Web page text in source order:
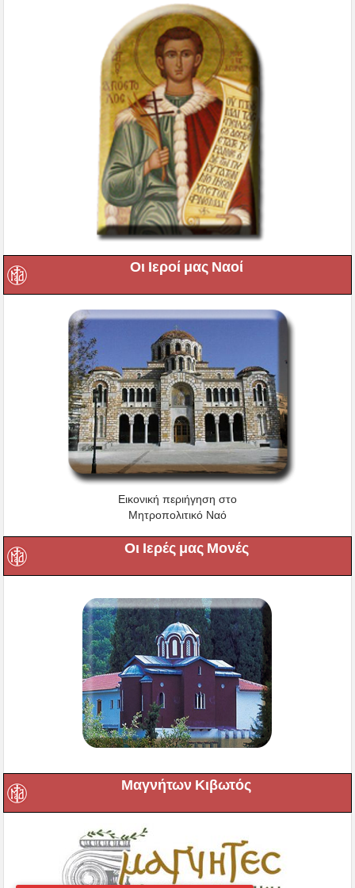
Οι Ιεροί μας Ναοί
Εικονική περιήγηση στο
Μητροπολιτικό Ναό
Οι Ιερές μας Μονές
Μαγνήτων Κιβωτός